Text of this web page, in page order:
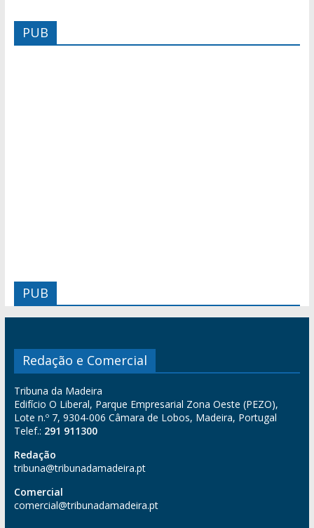
PUB
PUB
Redação e Comercial
Tribuna da Madeira
Edifício O Liberal, Parque Empresarial Zona Oeste (PEZO),
Lote n.º 7, 9304-006 Câmara de Lobos, Madeira, Portugal
Telef.: 291 911300
Redação
tribuna@tribunadamadeira.pt
Comercial
comercial@tribunadamadeira.pt